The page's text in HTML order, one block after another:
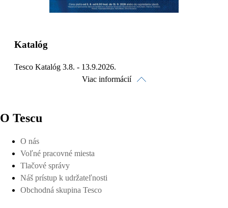
Katalóg
Tesco Katalóg 3.8. - 13.9.2026.
Viac informácií
O Tescu
O nás
Voľné pracovné miesta
Tlačové správy
Náš prístup k udržateľnosti
Obchodná skupina Tesco